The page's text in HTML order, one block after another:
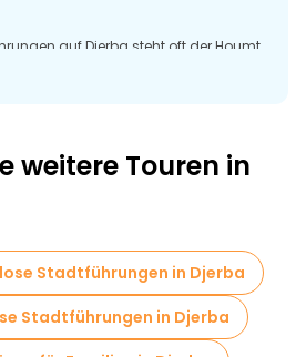
auf Djerba steht oft der Houmt
geschäftige Hauptort der Insel mit
wie die El Ghriba-Synagoge - eine
von der tiefen kulturellen
und eine malerische Landschaft
Häusern. Frische Meeresfrüchte und
tragen ebenso zur
der Insel bei wie die lokale Küche.
weitere Touren in
Stadtführungen in Djerba
Stadtführungen in Djerba